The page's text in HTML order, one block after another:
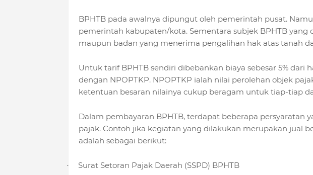
BPHTB pada awalnya dipungut oleh pemerintah pusat.
pemerintah kabupaten/kota. Sementara subjek BPHTB yang
maupun badan yang menerima pengalihan hak atas tanah
Untuk tarif BPHTB sendiri dibebankan biaya sebesar 5% dari
dengan NPOPTKP. NPOPTKP ialah nilai perolehan objek
ketentuan besaran nilainya cukup beragam untuk tiap-tiap
Dalam pembayaran BPHTB, terdapat beberapa persyaratan
pajak. Contoh jika kegiatan yang dilakukan merupakan jual
adalah sebagai berikut:
· Surat Setoran Pajak Daerah (SSPD) BPHTB